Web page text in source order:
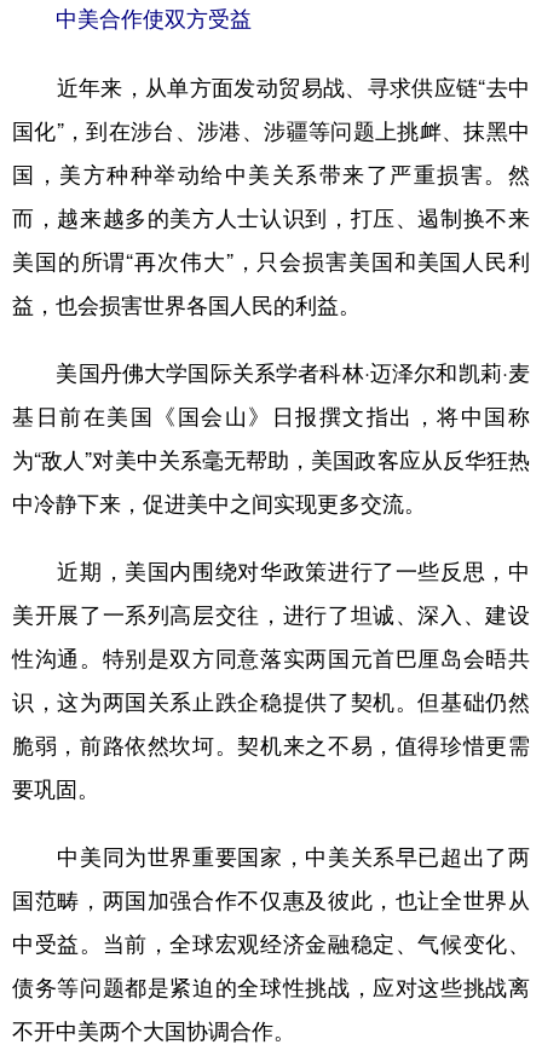
中美合作使双方受益
近年来，从单方面发动贸易战、寻求供应链“去中
国化”，到在涉台、涉港、涉疆等问题上挑衅、抹黑中
国，美方种种举动给中美关系带来了严重损害。然
而，越来越多的美方人士认识到，打压、遏制换不来
美国的所谓“再次伟大”，只会损害美国和美国人民利
益，也会损害世界各国人民的利益。
美国丹佛大学国际关系学者科林·迈泽尔和凯莉·麦
基日前在美国《国会山》日报撰文指出，将中国称
为“敌人”对美中关系毫无帮助，美国政客应从反华狂热
中冷静下来，促进美中之间实现更多交流。
近期，美国内围绕对华政策进行了一些反思，中
美开展了一系列高层交往，进行了坦诚、深入、建设
性沟通。特别是双方同意落实两国元首巴厘岛会晤共
识，这为两国关系止跌企稳提供了契机。但基础仍然
脆弱，前路依然坎坷。契机来之不易，值得珍惜更需
要巩固。
中美同为世界重要国家，中美关系早已超出了两
国范畴，两国加强合作不仅惠及彼此，也让全世界从
中受益。当前，全球宏观经济金融稳定、气候变化、
债务等问题都是紧迫的全球性挑战，应对这些挑战离
不开中美两个大国协调合作。